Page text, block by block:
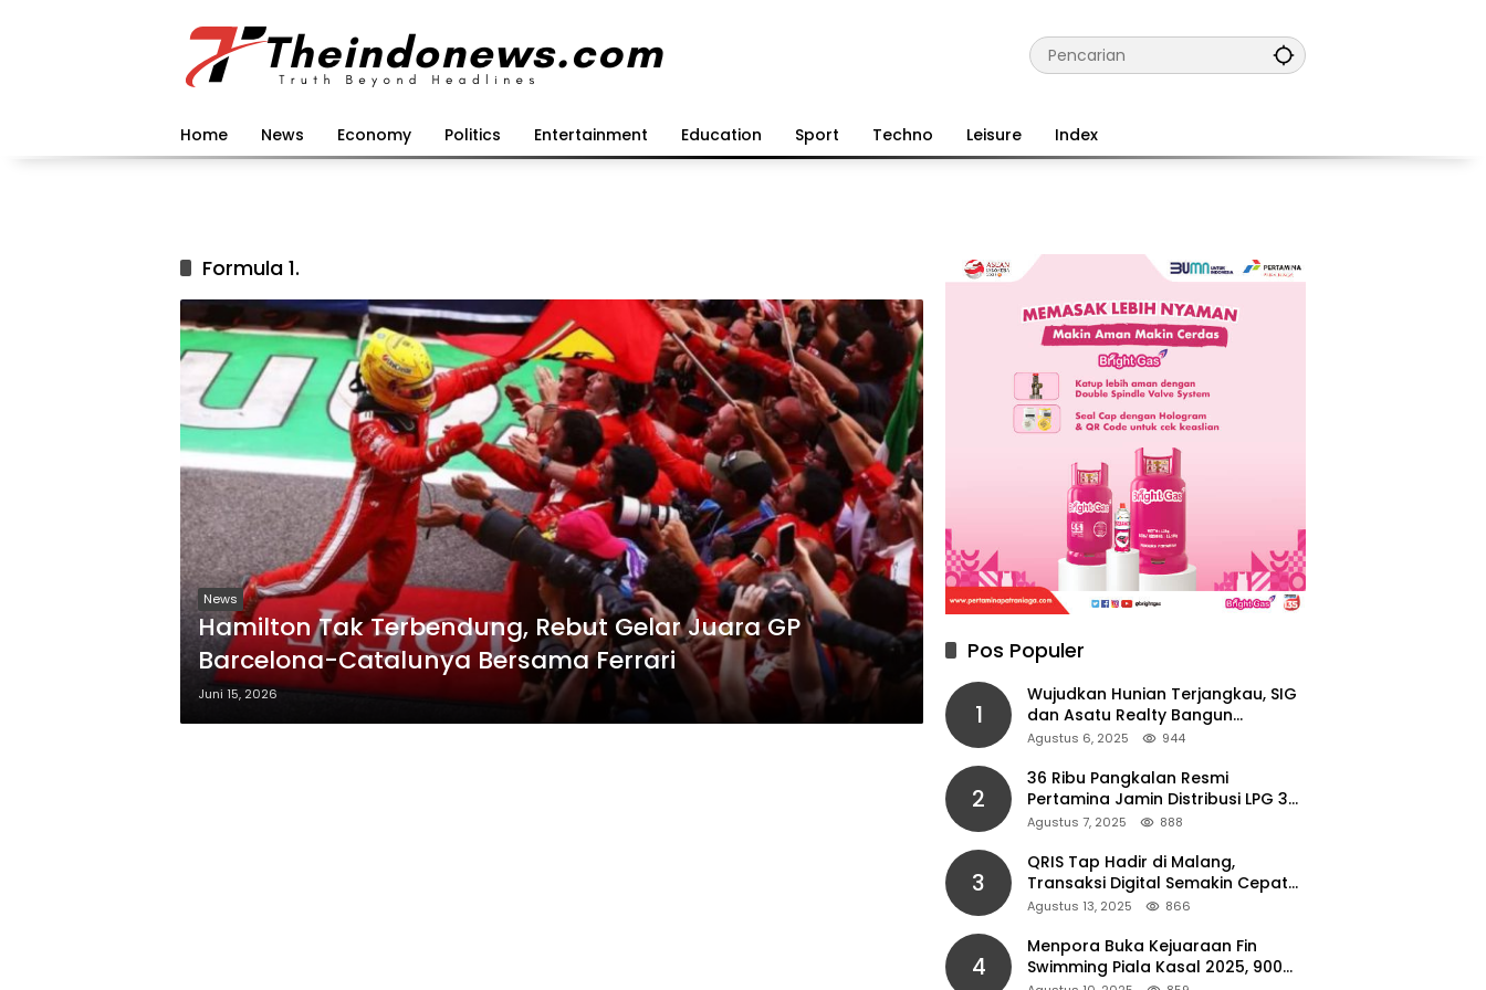
Home News Economy Politics Entertainment Education Sport Techno Leisure Index
Formula 1.
News
Hamilton Tak Terbendung, Rebut Gelar Juara GP
Barcelona-Catalunya Bersama Ferrari
Juni 15, 2026
Pos Populer
1
Wujudkan Hunian Terjangkau, SIG
dan Asatu Realty Bangun
Perumahan di Cianjur
Agustus 6, 2025 944
2
36 Ribu Pangkalan Resmi
Pertamina Jamin Distribusi LPG 3
Kg Aman di Jawa Timur
Agustus 7, 2025 888
3
QRIS Tap Hadir di Malang,
Transaksi Digital Semakin Cepat
dan Mudah dengan Teknologi NFC
Agustus 13, 2025 866
4
Menpora Buka Kejuaraan Fin
Swimming Piala Kasal 2025, 900